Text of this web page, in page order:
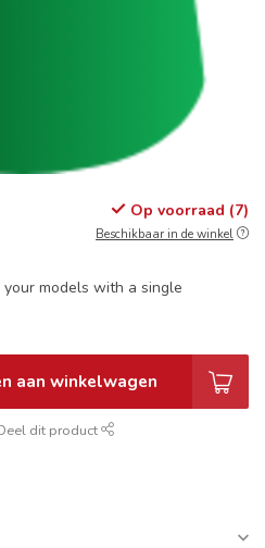
Op voorraad (7)
Beschikbaar in de winkel
models with a single
aan winkelwagen
dit product